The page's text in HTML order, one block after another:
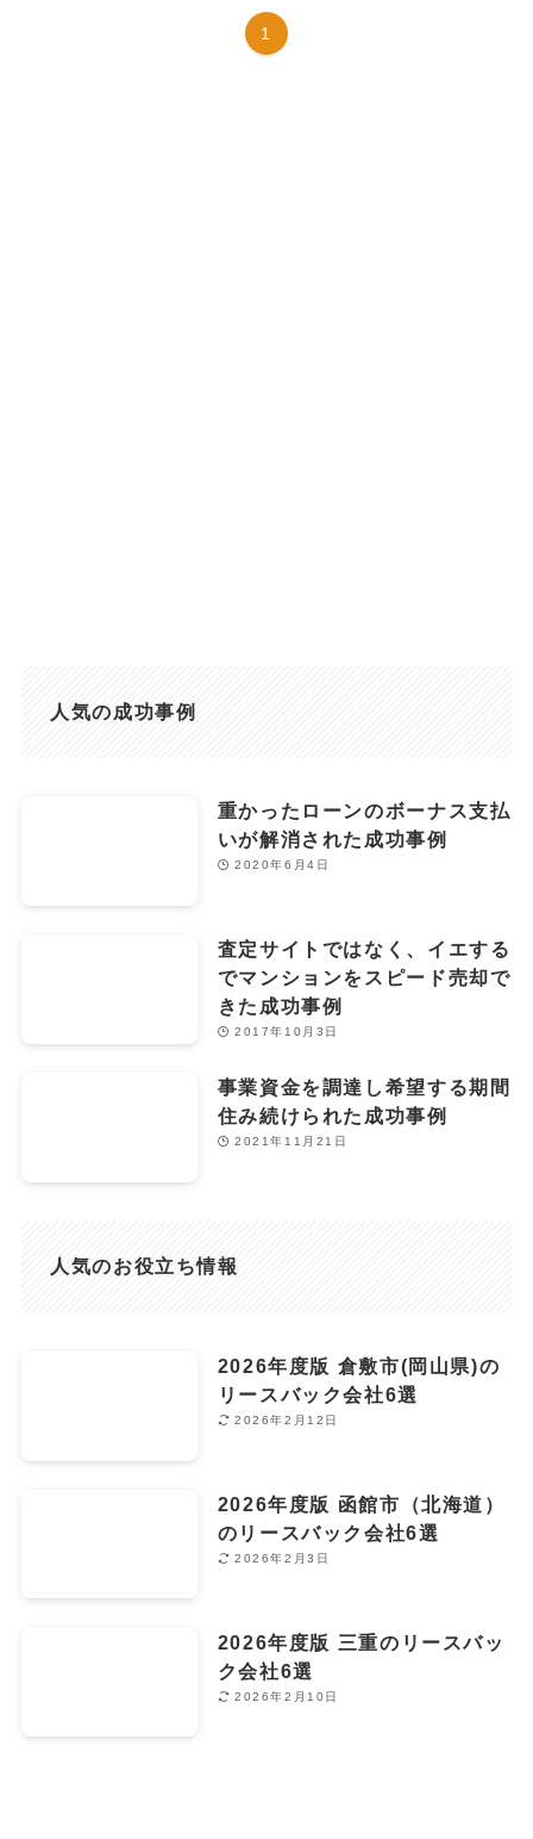
1
人気の成功事例
重かったローンのボーナス支払
いが解消された成功事例
2020年6月4日
査定サイトではなく、イエする
でマンションをスピード売却で
きた成功事例
2017年10月3日
事業資金を調達し希望する期間
住み続けられた成功事例
2021年11月21日
人気のお役立ち情報
2026年度版 倉敷市(岡山県)の
リースバック会社6選
2026年2月12日
2026年度版 函館市（北海道）
のリースバック会社6選
2026年2月3日
2026年度版 三重のリースバッ
ク会社6選
2026年2月10日